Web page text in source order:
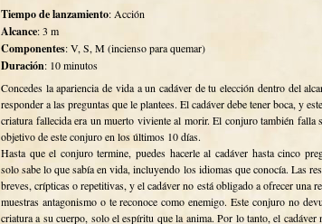
Tiempo de lanzamiento: Acción
Alcance: 3 m
Componentes: V, S, M (incienso para quemar)
Duración: 10 minutos
Concedes la apariencia de vida a un cadáver de tu elección dentro del
responder a las preguntas que le plantees. El cadáver debe tener boca, y
criatura fallecida era un muerto viviente al morir. El conjuro también falla
objetivo de este conjuro en los últimos 10 días.
Hasta que el conjuro termine, puedes hacerle al cadáver hasta cinco
solo sabe lo que sabía en vida, incluyendo los idiomas que conocía. Las
breves, crípticas o repetitivas, y el cadáver no está obligado a ofrecer una
muestras antagonismo o te reconoce como enemigo. Este conjuro no
criatura a su cuerpo, solo el espíritu que la anima. Por lo tanto, el cadáver